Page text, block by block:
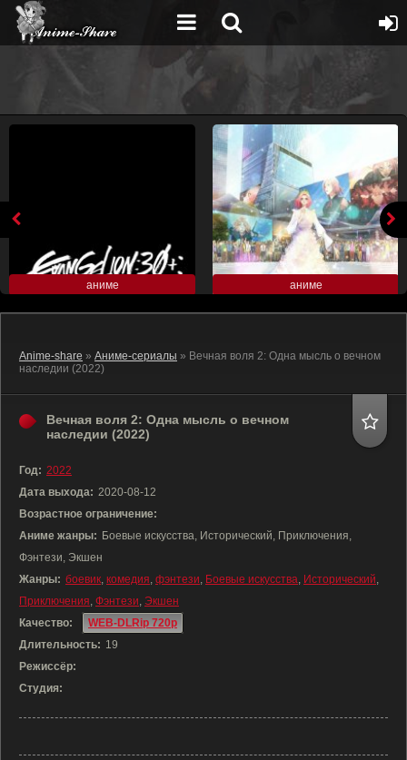
аниме аниме
Anime-share » Аниме-сериалы » Вечная воля 2: Одна мысль о вечном
наследии (2022)
Вечная воля 2: Одна мысль о вечном
наследии (2022)
Год: 2022
Дата выхода: 2020-08-12
Возрастное ограничение:
Аниме жанры: Боевые искусства, Исторический, Приключения,
Фэнтези, Экшен
Жанры: боевик, комедия, фэнтези, Боевые искусства, Исторический,
Приключения, Фэнтези, Экшен
Качество:
WEB-DLRip 720p
Длительность: 19
Режиссёр:
Студия: